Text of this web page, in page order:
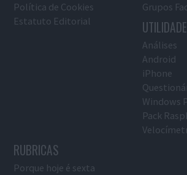
Política de Cookies
Estatuto Editorial
Grupos
Análises
Android
iPhone
Windows
Pack
RUBRICAS
Porque hoje é sexta